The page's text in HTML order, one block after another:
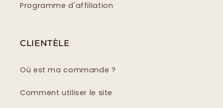
Programme d'affiliation
CLIENTÈLE
Où est ma commande ?
Comment utiliser le site